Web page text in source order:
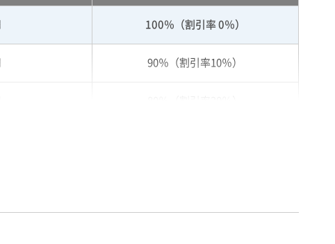
100％（割引率 0％）
90％（割引率10％）
65％（割引率35％）